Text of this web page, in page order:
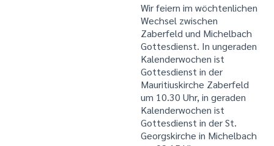
Wir feiern im wöchtenlichen
Wechsel zwischen
Zaberfeld und Michelbach
Gottesdienst. In ungeraden
Kalenderwochen ist
Gottesdienst in der
Mauritiuskirche Zaberfeld
um 10.30 Uhr, in geraden
Kalenderwochen ist
Gottesdienst in der St.
Georgskirche in Michelbach